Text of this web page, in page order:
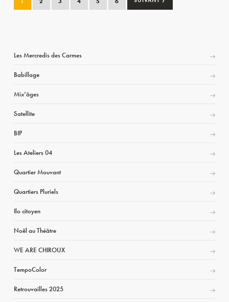
Les Mercredis des Carmes
Babillage
Mix’âges
Satellite
BIP
Les Ateliers 04
Quartier Mouvant
Quartiers Pluriels
Ilo citoyen
Noël au Théâtre
WE ARE CHIROUX
TempoColor
Retrouvailles 2025